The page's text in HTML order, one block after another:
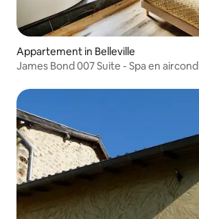
Appartement in Belleville
James Bond 007 Suite - Spa en